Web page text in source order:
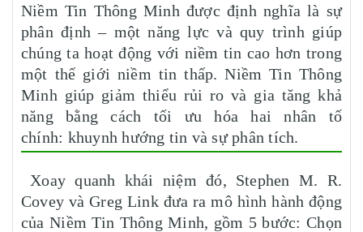
Niềm Tin Thông Minh được định nghĩa là sự
phân định – một năng lực và quy trình giúp
chúng ta hoạt động với niềm tin cao hơn trong
một thế giới niềm tin thấp. Niềm Tin Thông
Minh giúp giảm thiểu rủi ro và gia tăng khả
năng bằng cách tối ưu hóa hai nhân tố
chính: khuynh hướng tin và sự phân tích.
Xoay quanh khái niệm đó, Stephen M. R.
Covey và Greg Link đưa ra mô hình hành động
của Niềm Tin Thông Minh, gồm 5 bước: Chọn